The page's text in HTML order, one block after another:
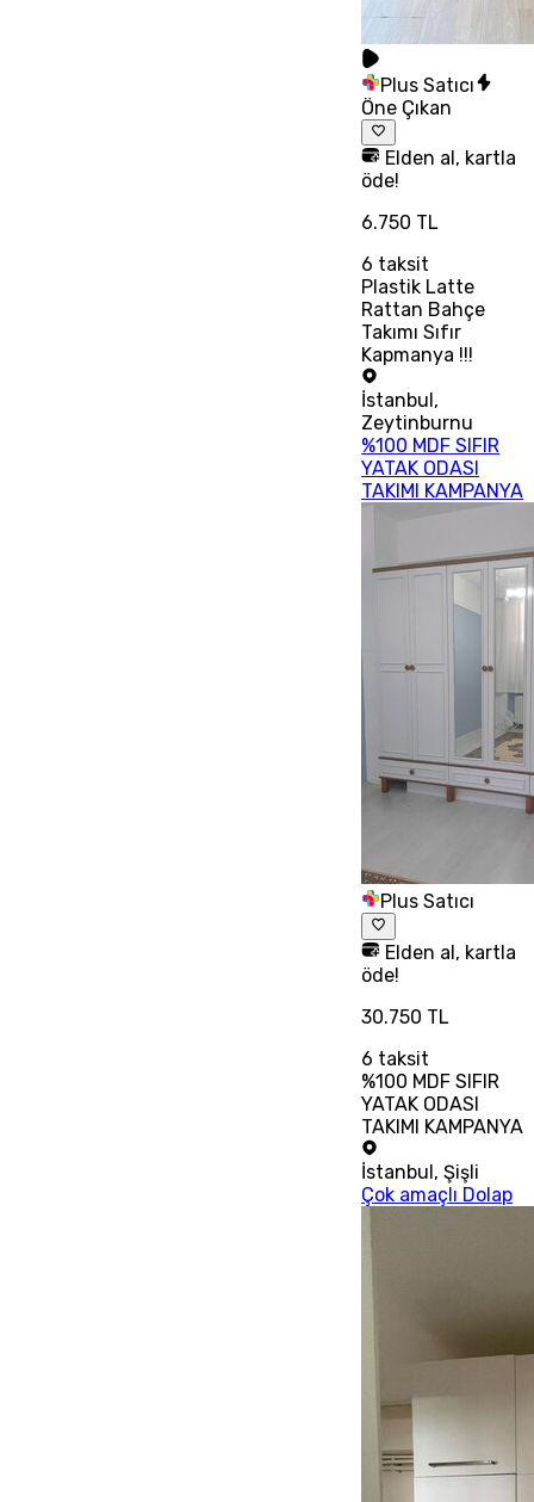
Plus Satıcı
Öne Çıkan
Elden al, kartla
öde!
6.750 TL
6 taksit
Plastik Latte
Rattan Bahçe
Takımı Sıfır
Kapmanya !!!
İstanbul ,
Zeytinburnu
%100 MDF SIFIR
YATAK ODASI
TAKIMI KAMPANYA
Plus Satıcı
Elden al, kartla
öde!
30.750 TL
6 taksit
%100 MDF SIFIR
YATAK ODASI
TAKIMI KAMPANYA
İstanbul,Şişli
Çok amaçlı Dolap